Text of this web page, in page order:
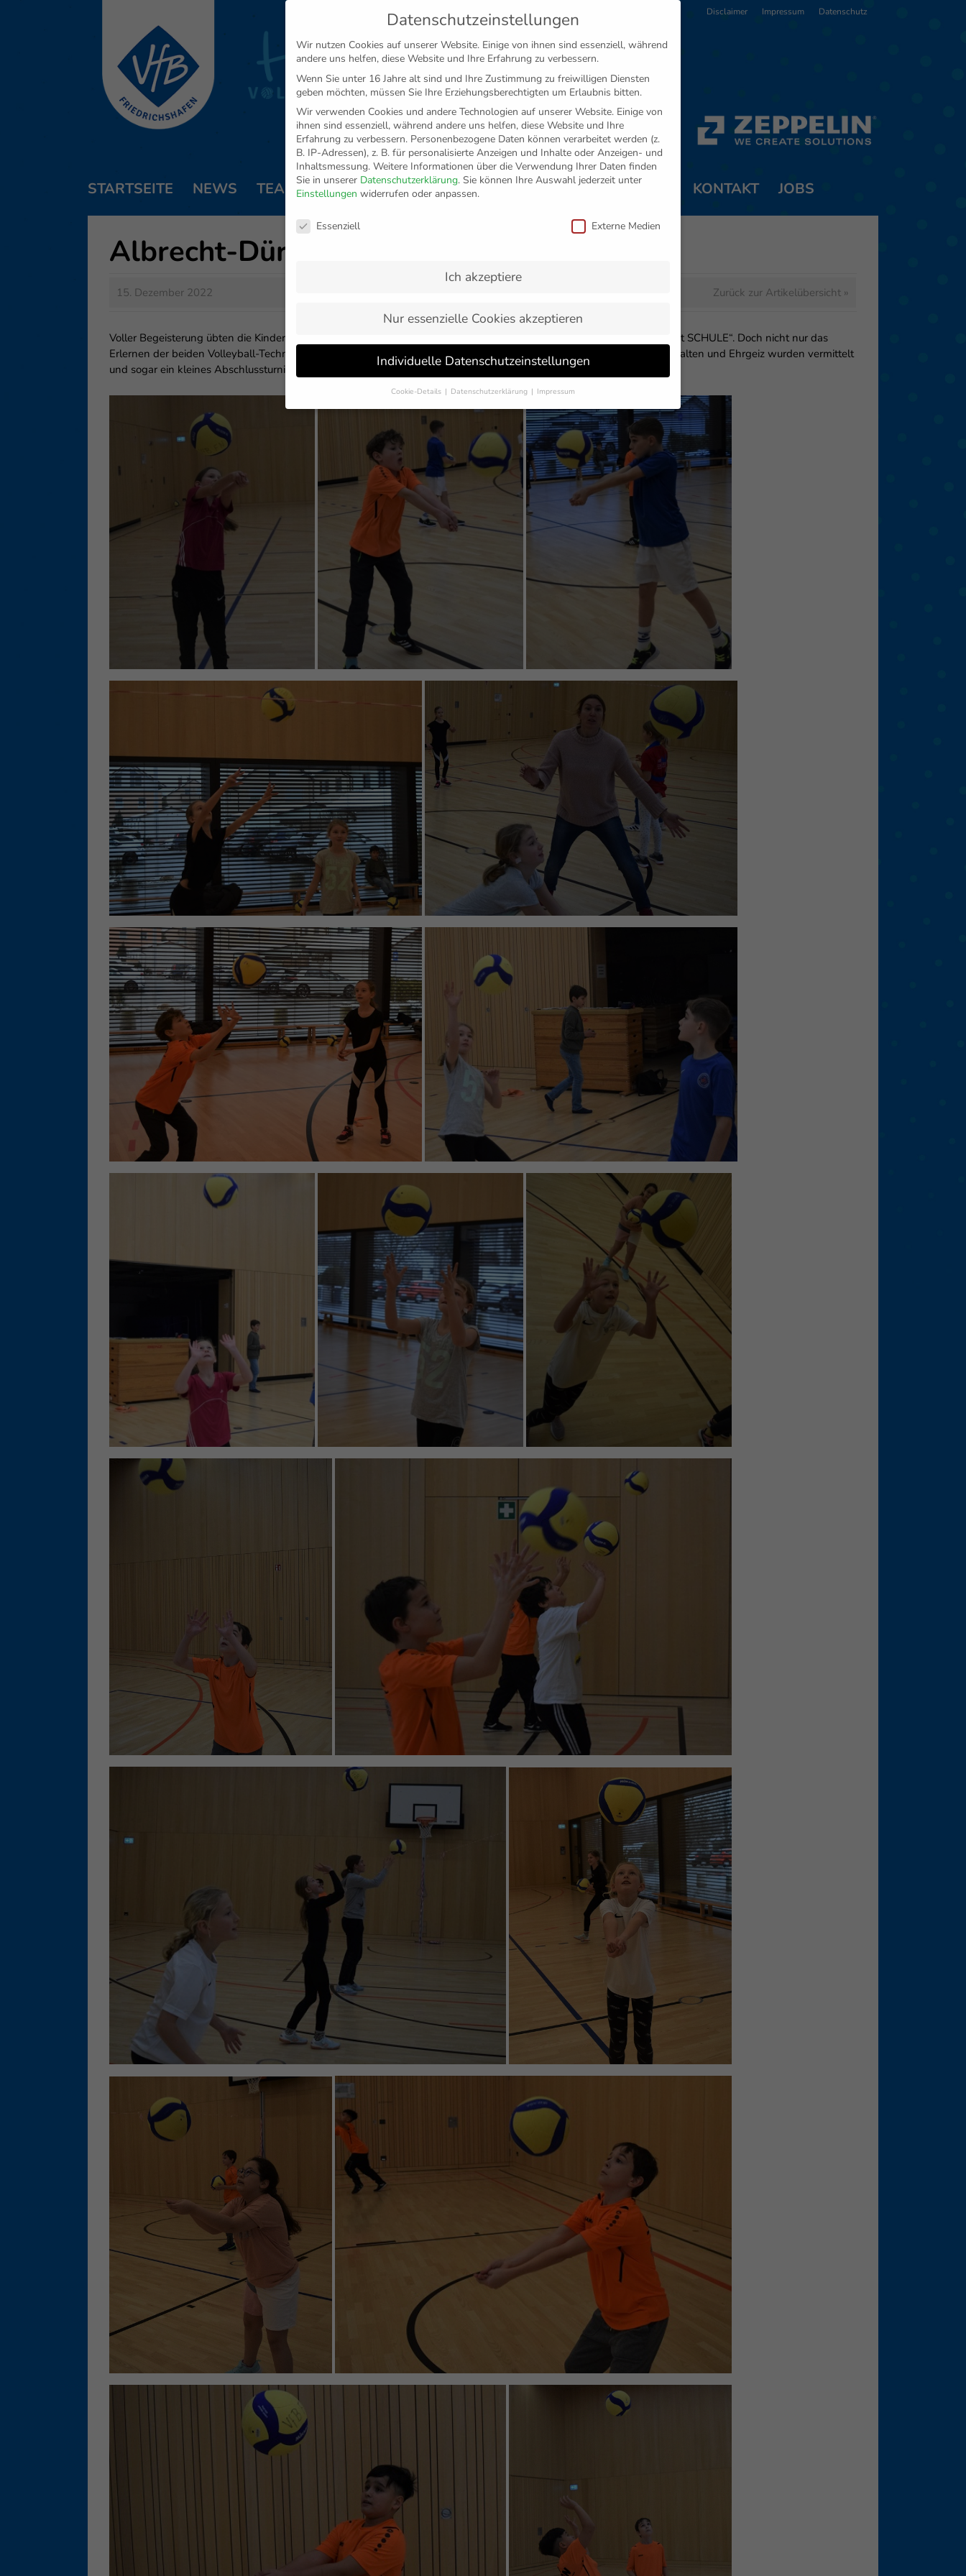
Disclaimer Impressum Datenschutz
STARTSEITE NEWS TEAM TICKETS FANSHOP VFB MEDIEN PARTNER KONTAKT JOBS
Albrecht-Dürer-Schule Meckenbeuren
15. Dezember 2022 Zurück zur Artikelübersicht »
Voller Begeisterung übten die Kinder aus Meckenbeuren das Pritschen und Baggern beim Projekt „VOLLEYBALL macht SCHULE“. Doch nicht nur das
Erlernen der beiden Volleyball-Techniken stand auf dem Programm, sondern auch Werte wie Teamgeist, Fairplay-Verhalten und Ehrgeiz wurden vermittelt
und sogar ein kleines Abschlussturnier wurde gespielt, bei dem es für jeden die Möglichkeit gab, Preise zu gewinnen.
Datenschutzeinstellungen
Wir nutzen Cookies auf unserer Website. Einige von ihnen sind essenziell, während
andere uns helfen, diese Website und Ihre Erfahrung zu verbessern.
Wenn Sie unter 16 Jahre alt sind und Ihre Zustimmung zu freiwilligen Diensten
geben möchten, müssen Sie Ihre Erziehungsberechtigten um Erlaubnis bitten.
Wir verwenden Cookies und andere Technologien auf unserer Website. Einige von
ihnen sind essenziell, während andere uns helfen, diese Website und Ihre
Erfahrung zu verbessern. Personenbezogene Daten können verarbeitet werden (z.
B. IP-Adressen), z. B. für personalisierte Anzeigen und Inhalte oder Anzeigen- und
Inhaltsmessung. Weitere Informationen über die Verwendung Ihrer Daten finden
Sie in unserer Datenschutzerklärung. Sie können Ihre Auswahl jederzeit unter
Einstellungen widerrufen oder anpassen.
Datenschutzeinstellungen
Essenziell Externe Medien
Ich akzeptiere
Nur essenzielle Cookies akzeptieren
Individuelle Datenschutzeinstellungen
Cookie-Details Datenschutzerklärung Impressum
Datenschutzeinstellungen
Wenn Sie unter 16 Jahre alt sind und Ihre Zustimmung zu freiwilligen Diensten
geben möchten, müssen Sie Ihre Erziehungsberechtigten um Erlaubnis bitten.
Wir verwenden Cookies und andere Technologien auf unserer Website. Einige von
ihnen sind essenziell, während andere uns helfen, diese Website und Ihre
Erfahrung zu verbessern. Personenbezogene Daten können verarbeitet werden (z.
B. IP-Adressen), z. B. für personalisierte Anzeigen und Inhalte oder Anzeigen- und
Inhaltsmessung.
Weitere Informationen über die Verwendung Ihrer Daten finden
Datenschutzerklärung
Hier finden Sie eine Übersicht über alle verwendeten Cookies. Sie können Ihre
Einwilligung zu ganzen Kategorien geben oder sich weitere Informationen anzeigen
lassen und so nur bestimmte Cookies auswählen.
Speichern Nur essenzielle Cookies akzeptieren
Datenschutzeinstellungen
Essenziell (1)
Essenzielle Cookies ermöglichen grundlegende Funktionen und sind für die einwandfreie
Funktion der Website erforderlich.
Cookie-Informationen anzeigen
Externe Medien
Inhalte von Videoplattformen und Social-Media-Plattformen werden standardmäßig
blockiert. Wenn Cookies von externen Medien akzeptiert werden, bedarf der Zugriff auf
diese Inhalte keiner manuellen Einwilligung mehr.
Cookie-Informationen anzeigen
Datenschutzerklärung Impressum